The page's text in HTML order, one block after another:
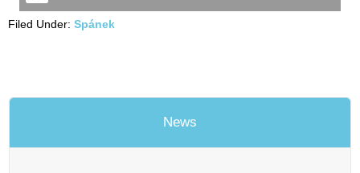
Filed Under: Spánek
News